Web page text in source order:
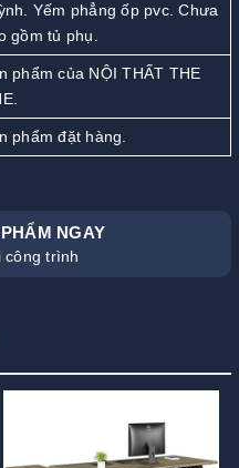
Yếm phẳng ốp pvc. Chưa
gồm tủ phụ.
phẩm của NỘI THẤT THE
phẩm đặt hàng.
NGAY
công trình